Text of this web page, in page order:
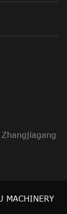
MACHINERY